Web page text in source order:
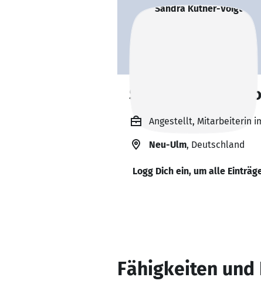
Sandra Kutner-
Angestellt, Mitarbeiterin
Neu-Ulm, Deutschland
Logg Dich ein, um alle
Fähigkeiten und